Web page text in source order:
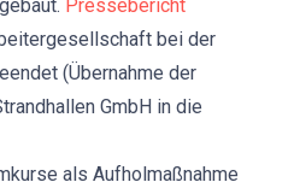
Pressebericht
bei der
(Übernahme der
GmbH in die
als Aufholmaßnahme